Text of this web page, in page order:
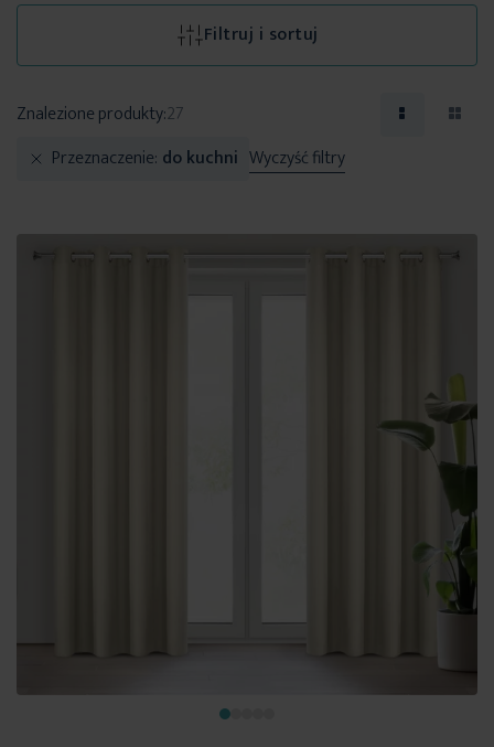
Filtruj i sortuj
Znalezione produkty:27
Przeznaczenie do kuchni Wyczyść filtry